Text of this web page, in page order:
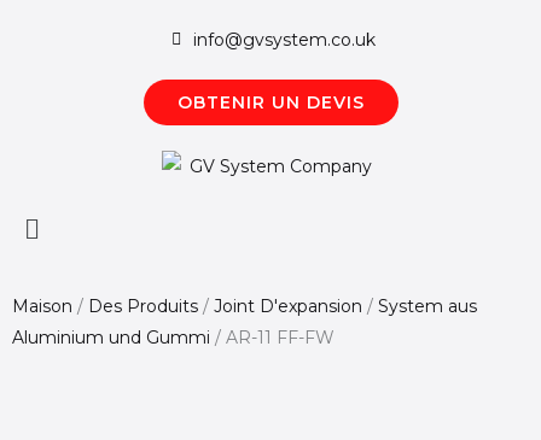
info@gvsystem.co.uk
OBTENIR UN DEVIS
Menú
Maison / Des Produits / Joint D'expansion / System aus
Aluminium und Gummi / AR-11 FF-FW